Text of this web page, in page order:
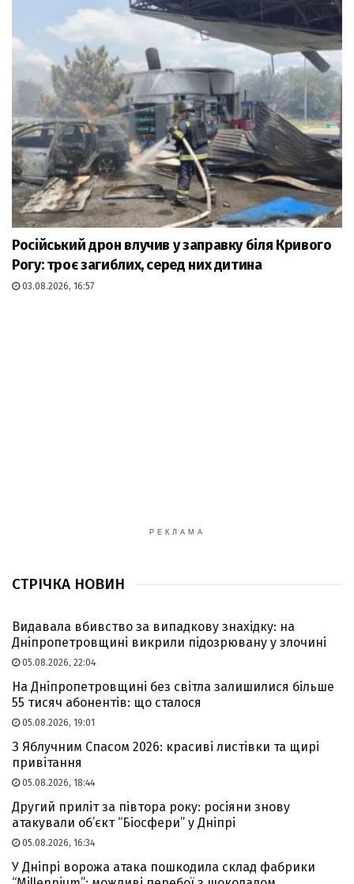
Російський дрон влучив у заправку біля Кривого
Рогу: троє загиблих, серед них дитина
03.08.2026, 16:57
РЕКЛАМА
СТРІЧКА НОВИН
Видавала вбивство за випадкову знахідку: на
Дніпропетровщині викрили підозрювану у злочині
05.08.2026, 22:04
На Дніпропетровщині без світла залишилися більше
55 тисяч абонентів: що сталося
05.08.2026, 19:01
З Яблучним Спасом 2026: красиві листівки та щирі
привітання
05.08.2026, 18:44
Другий приліт за півтора року: росіяни знову
атакували об’єкт “Біосфери” у Дніпрі
05.08.2026, 16:34
У Дніпрі ворожа атака пошкодила склад фабрики